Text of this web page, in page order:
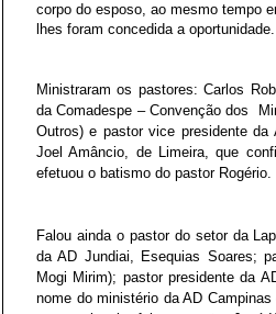
corpo do esposo, ao mesmo tempo
lhes foram concedida a oportunidade.
Ministraram os pastores: Carlos
da Comadespe – Convenção dos
Outros) e pastor vice presidente
Joel Amâncio, de Limeira, que
efetuou o batismo do pastor Rogério.
Falou ainda o pastor do setor da
da AD Jundiai, Esequias Soares;
Mogi Mirim); pastor presidente da
nome do ministério da AD